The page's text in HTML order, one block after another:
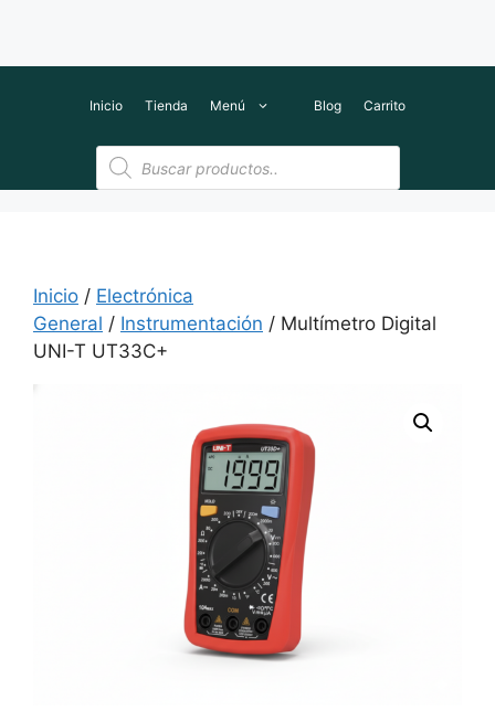
Inicio Tienda Menú Blog Carrito
Búsqueda
de
productos
Inicio / Electrónica
General / Instrumentación / Multímetro Digital
UNI-T UT33C+